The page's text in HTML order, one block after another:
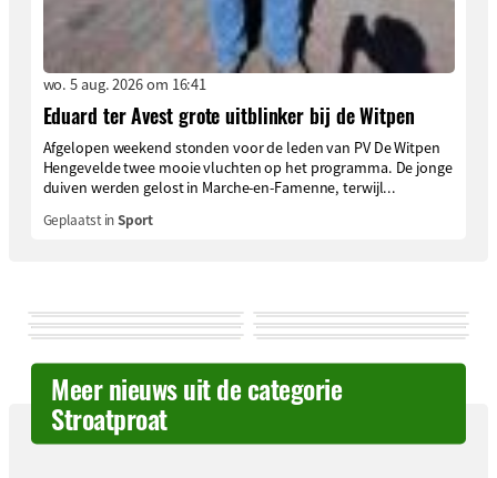
wo. 5 aug. 2026 om 16:41
Eduard ter Avest grote uitblinker bij de Witpen
Afgelopen weekend stonden voor de leden van PV De Witpen
Hengevelde twee mooie vluchten op het programma. De jonge
duiven werden gelost in Marche-en-Famenne, terwijl...
Geplaatst inSport
Meer nieuws uit de categorie
Stroatproat